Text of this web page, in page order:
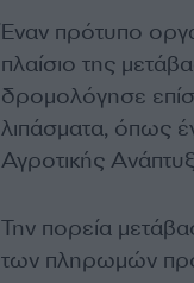
Έναν πρότυπο
πλαίσιο της
δρομολόγησε
λιπάσματα, όπως
Αγροτικής
Την πορεία
των πληρωμών